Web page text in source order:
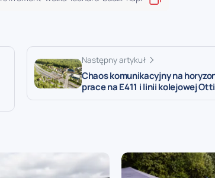
Następny artykuł
Chaos komunikacyjny na
prace na E411 i linii kolejowej